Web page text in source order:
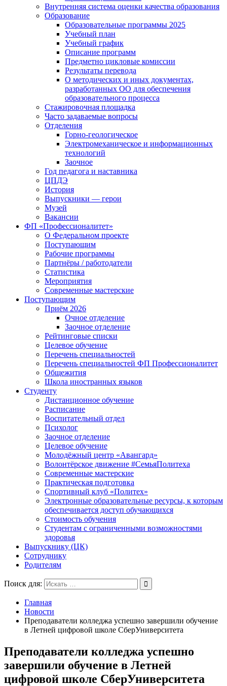
Внутренняя система оценки качества образования
Образование
Образовательные программы 2025
Учебный план
Учебный график
Описание программ
Предметно цикловые комиссии
Результаты перевода
О методических и иных документах,
разработанных ОО для обеспечения
образовательного процесса
Стажировочная площадка
Часто задаваемые вопросы
Отделения
Горно-геологическое
Электромеханическое и информационных
технологий
Заочное
Год педагога и наставника
ЦПДЭ
История
Выпускники — герои
Музей
Вакансии
ФП «Профессионалитет»
О Федеральном проекте
Поступающим
Рабочие программы
Партнёры / работодатели
Статистика
Мероприятия
Современные мастерские
Поступающим
Приём 2026
Очное отделение
Заочное отделение
Рейтинговые списки
Целевое обучение
Перечень специальностей
Перечень специальностей ФП Профессионалитет
Общежития
Школа иностранных языков
Студенту
Дистанционное обучение
Расписание
Воспитательный отдел
Психолог
Заочное отделение
Целевое обучение
Молодёжный центр «Авангард»
Волонтёрское движение #СемьяПолитеха
Современные мастерские
Практическая подготовка
Спортивный клуб «Политех»
Электронные образовательные ресурсы, к которым
обеспечивается доступ обучающихся
Стоимость обучения
Студентам с ограниченными возможностями
здоровья
Выпускнику (ЦК)
Сотруднику
Родителям
Поиск для:
Главная
Новости
Преподаватели колледжа успешно завершили обучение
в Летней цифровой школе СберУниверситета
Преподаватели колледжа успешно
завершили обучение в Летней
цифровой школе СберУниверситета